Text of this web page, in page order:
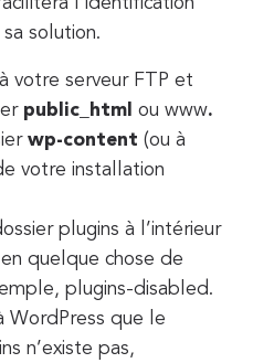
l’identification
solution.
votre serveur FTP et
public_html ou www.
wp-content (ou à
votre installation
plugins à l’intérieur
quelque chose de
plugins-disabled.
WordPress que le
n’existe pas,